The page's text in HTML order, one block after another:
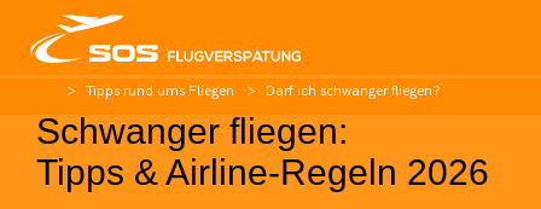
Tipps rund ums Fliegen Darf ich schwanger fliegen?
Schwanger fliegen:
Tipps & Airline-Regeln 2026